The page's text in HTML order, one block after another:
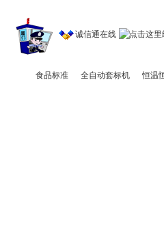
诚信通在线
食品标准 全自动套标机 恒温